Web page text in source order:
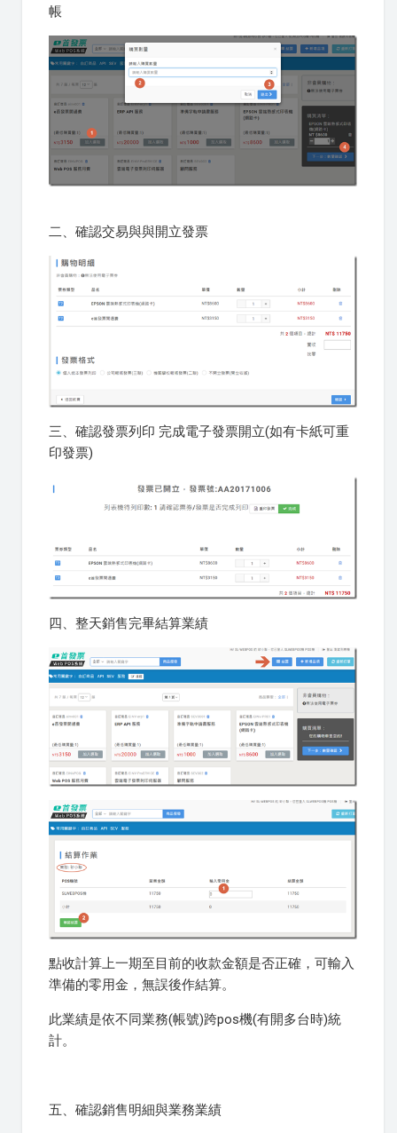
帳
二、確認交易與與開立發票
三、確認發票列印 完成電子發票開立(如有卡紙可重
印發票)
四、整天銷售完畢結算業績
點收計算上一期至目前的收款金額是否正確，可輸入
準備的零用金，無誤後作結算。
此業績是依不同業務(帳號)跨pos機(有開多台時)統
計。
五、確認銷售明細與業務業績